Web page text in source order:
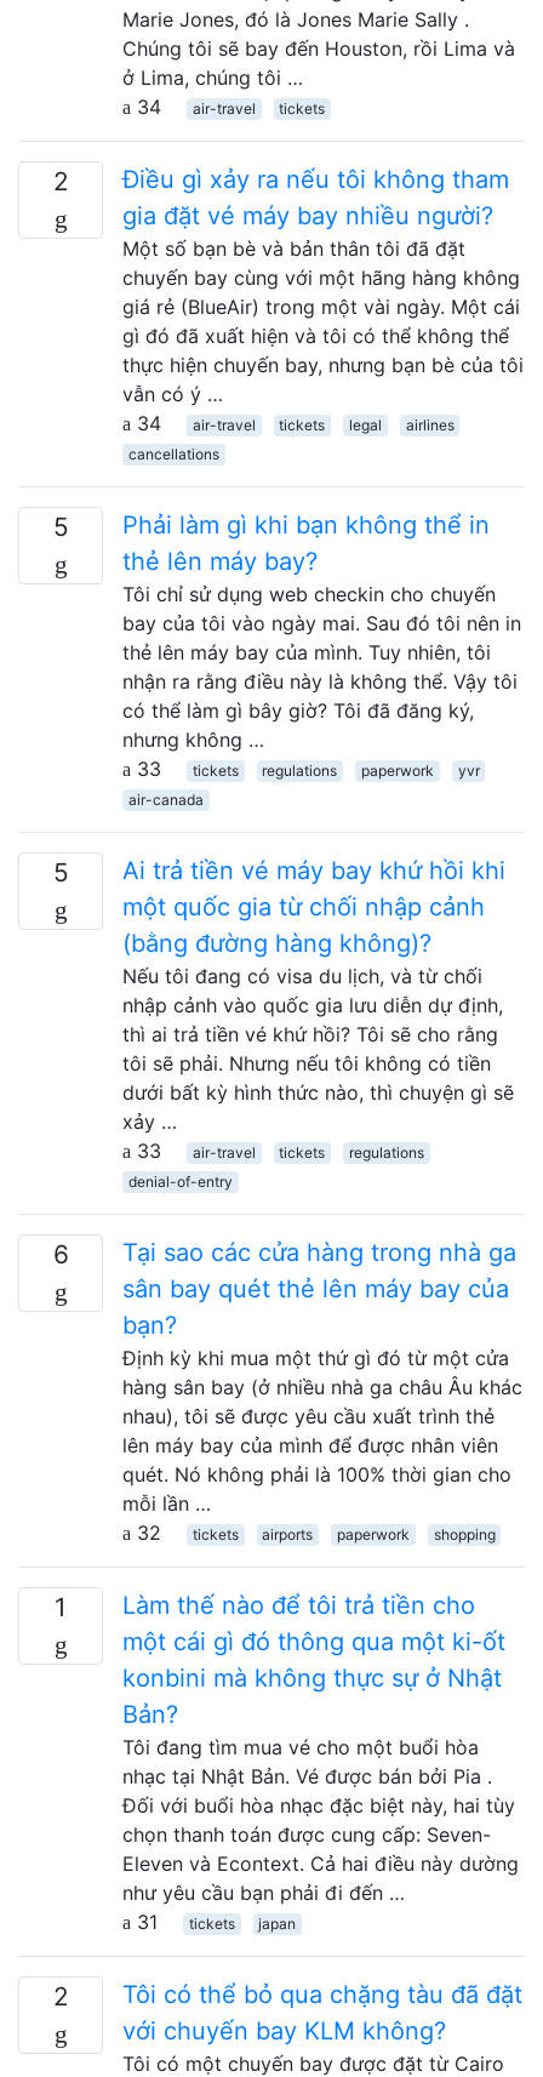
Marie Jones, đó là Jones Marie Sally .
Chúng tôi sẽ bay đến Houston, rồi Lima và
ở Lima, chúng tôi …
34
air-travel tickets
2
Điều gì xảy ra nếu tôi không tham
gia đặt vé máy bay nhiều người?
Một số bạn bè và bản thân tôi đã đặt
chuyến bay cùng với một hãng hàng không
giá rẻ (BlueAir) trong một vài ngày. Một cái
gì đó đã xuất hiện và tôi có thể không thể
thực hiện chuyến bay, nhưng bạn bè của tôi
vẫn có ý …
34
air-travel tickets legal
airlines
cancellations
5
Phải làm gì khi bạn không thể in
thẻ lên máy bay?
Tôi chỉ sử dụng web checkin cho chuyến
bay của tôi vào ngày mai. Sau đó tôi nên in
thẻ lên máy bay của mình. Tuy nhiên, tôi
nhận ra rằng điều này là không thể. Vậy tôi
có thể làm gì bây giờ? Tôi đã đăng ký,
nhưng không …
33
tickets regulations paperwork
yvr
air-canada
5
Ai trả tiền vé máy bay khứ hồi khi
một quốc gia từ chối nhập cảnh
(bằng đường hàng không)?
Nếu tôi đang có visa du lịch, và từ chối
nhập cảnh vào quốc gia lưu diễn dự định,
thì ai trả tiền vé khứ hồi? Tôi sẽ cho rằng
tôi sẽ phải. Nhưng nếu tôi không có tiền
dưới bất kỳ hình thức nào, thì chuyện gì sẽ
xảy …
33
air-travel tickets
regulations
denial-of-entry
6
Tại sao các cửa hàng trong nhà ga
sân bay quét thẻ lên máy bay của
bạn?
Định kỳ khi mua một thứ gì đó từ một cửa
hàng sân bay (ở nhiều nhà ga châu Âu khác
nhau), tôi sẽ được yêu cầu xuất trình thẻ
lên máy bay của mình để được nhân viên
quét. Nó không phải là 100% thời gian cho
mỗi lần …
32
tickets airports paperwork shopping
1
Làm thế nào để tôi trả tiền cho
một cái gì đó thông qua một ki-ốt
konbini mà không thực sự ở Nhật
Bản?
Tôi đang tìm mua vé cho một buổi hòa
nhạc tại Nhật Bản. Vé được bán bởi Pia .
Đối với buổi hòa nhạc đặc biệt này, hai tùy
chọn thanh toán được cung cấp: Seven-
Eleven và Econtext. Cả hai điều này dường
như yêu cầu bạn phải đi đến …
31
tickets japan
2
Tôi có thể bỏ qua chặng tàu đã đặt
với chuyến bay KLM không?
Tôi có một chuyến bay được đặt từ Cairo